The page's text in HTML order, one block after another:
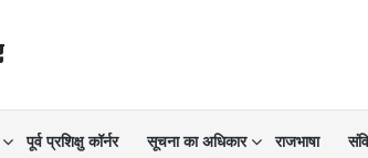
पूर्व प्रशिक्षु कॉर्नर सूचना का अधिकार राजभाषा